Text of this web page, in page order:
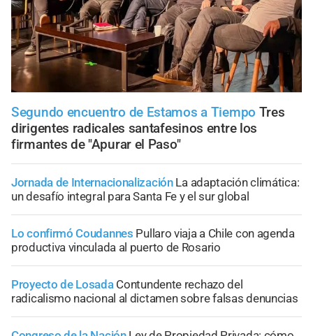
Segundo encuentro de Estamos a Tiempo Tres
dirigentes radicales santafesinos entre los
firmantes de "Apurar el Paso"
Jornada de Internacionalización La adaptación climática:
un desafío integral para Santa Fe y el sur global
Lo confirmó Coudannes Pullaro viaja a Chile con agenda
productiva vinculada al puerto de Rosario
Proyecto de Losada Contundente rechazo del
radicalismo nacional al dictamen sobre falsas denuncias